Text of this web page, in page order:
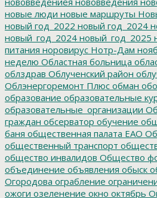
новые люди новые маршруты
новый год_2022 новый год_2024
новый_год_2024 новый_год_2025
питания норовирус Нотр-Дам
неделю Областная больница
облздрав Облученский район
Облэнергоремонт Плюс обман
образование образовательные
образовательные_организации
граждан обсерватор обучение
баня общественная палата ЕАО
общественный транспорт
общество инвалидов Общество
объединение объявления обыск
Огородова ограбление
ожоги озеленение окно октябрь